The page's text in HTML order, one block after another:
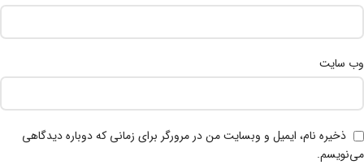
وب‌ سایت
ذخیره نام، ایمیل و وبسایت من در مرورگر برای زمانی که دوباره دیدگاهی
می‌نویسم.